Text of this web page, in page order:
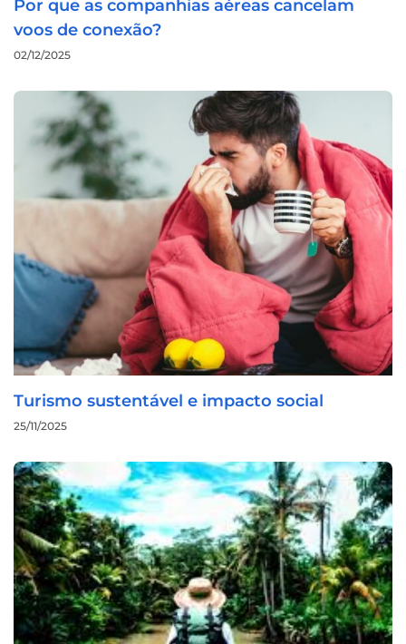
Por que as companhias aéreas cancelam
voos de conexão?
02/12/2025
Turismo sustentável e impacto social
25/11/2025